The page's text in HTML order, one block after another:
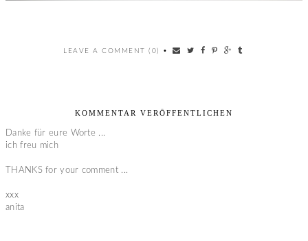
LEAVE A COMMENT (0) •
KOMMENTAR VERÖFFENTLICHEN
Danke für eure Worte ...
ich freu mich
THANKS for your comment ...
xxx
anita